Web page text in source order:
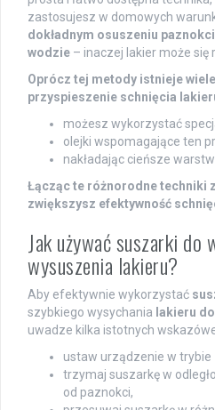
zastosujesz w domowych
dokładnym osuszeniu
wodzie – inaczej lakier może się
Oprócz tej metody istnieje
przyspieszenie schnięcia
możesz wykorzystać
olejki wspomagające ten
nakładając cieńsze
Łącząc te różnorodne techniki
zwiększysz efektywność
Jak używać suszarki do
wysuszenia lakieru?
Aby efektywnie wykorzystać
szybkiego wysychania lakieru
uwadze kilka istotnych
ustaw urządzenie w trybie
trzymaj suszarkę w
od paznokci,